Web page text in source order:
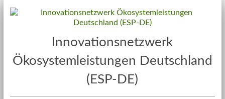
Innovationsnetzwerk
Ökosystemleistungen Deutschland
(ESP-DE)